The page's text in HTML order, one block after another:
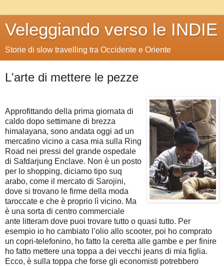
Veleggiando verso le INDIE
Storie di slow travelling tra Occidente e Oriente
L'arte di mettere le pezze
Approfittando della prima giornata di
caldo dopo settimane di brezza
himalayana, sono andata oggi ad un
mercatino vicino a casa mia sulla Ring
Road nei pressi del grande ospedale
di Safdarjung Enclave. Non è un posto
per lo shopping, diciamo tipo suq
arabo, come il mercato di Sarojini,
dove si trovano le firme della moda
taroccate e che è proprio lì vicino. Ma
è una sorta di centro commerciale
ante litteram dove puoi trovare tutto o quasi tutto. Per
esempio io ho cambiato l’olio allo scooter, poi ho comprato
un copri-telefonino, ho fatto la ceretta alle gambe e per finire
ho fatto mettere una toppa a dei vecchi jeans di mia figlia.
Ecco, è sulla toppa che forse gli economisti potrebbero